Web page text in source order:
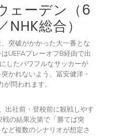
ェーデン（6
総合）
突破がかかった大一番とな
UEFAプレーオフB経由で出
したパワフルなサッカーが
かれないよう、冨安健洋・
問われます。
出社前・登校前に観戦しやす
の結果次第で「勝てば突
ど複数のシナリオが想定さ